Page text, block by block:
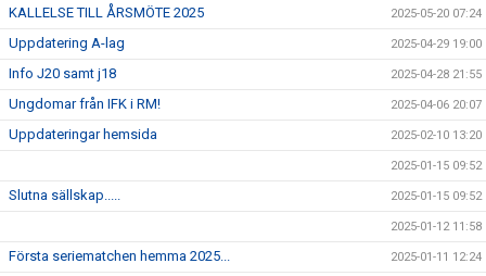
KALLELSE TILL ÅRSMÖTE 2025 2025-05-20 07:24
Uppdatering A-lag 2025-04-29 19:00
Info J20 samt j18 2025-04-28 21:55
Ungdomar från IFK i RM! 2025-04-06 20:07
Uppdateringar hemsida 2025-02-10 13:20
2025-01-15 09:52
Slutna sällskap..... 2025-01-15 09:52
2025-01-12 11:58
Första seriematchen hemma 2025... 2025-01-11 12:24